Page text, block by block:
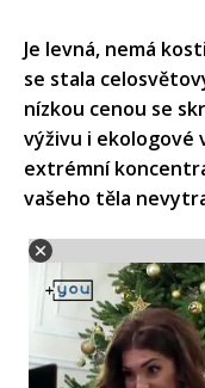
Je levná, nemá
se stala
nízkou cenou se
výživu i ekologové
extrémní
vašeho těla